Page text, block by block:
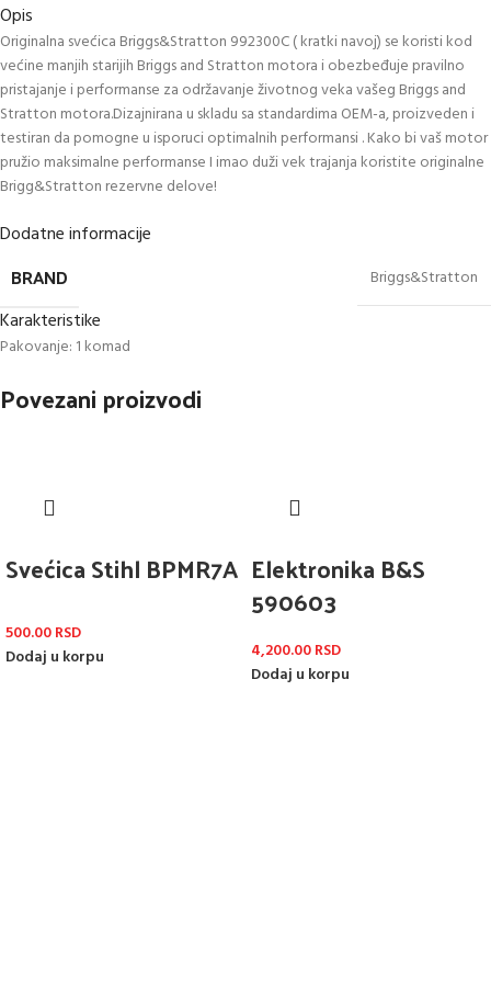
Opis
Originalna svećica Briggs&Stratton 992300C ( kratki navoj) se koristi kod
većine manjih starijih Briggs and Stratton motora i obezbeđuje pravilno
pristajanje i performanse za održavanje životnog veka vašeg Briggs and
Stratton motora.Dizajnirana u skladu sa standardima OEM-a, proizveden i
testiran da pomogne u isporuci optimalnih performansi . Kako bi vaš motor
pružio maksimalne performanse I imao duži vek trajanja koristite originalne
Brigg&Stratton rezervne delove!
Dodatne informacije
BRAND Briggs&Stratton
Karakteristike
Pakovanje: 1 komad
Povezani proizvodi
Svećica Stihl BPMR7A
500.00RSD
Dodaj u korpu
Elektronika B&S
590603
4,200.00RSD
Dodaj u korpu